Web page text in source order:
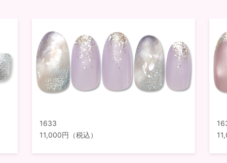
1633
11,000円（税込）